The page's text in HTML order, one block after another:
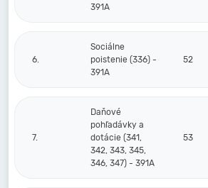
391A
6.
Sociálne
poistenie (336) -
391A
52
7.
Daňové
pohľadávky a
dotácie (341,
342, 343, 345,
346, 347) - 391A
53